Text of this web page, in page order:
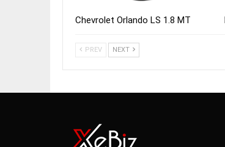
Chevrolet Orlando LS 1.8 MT
PREV NEXT